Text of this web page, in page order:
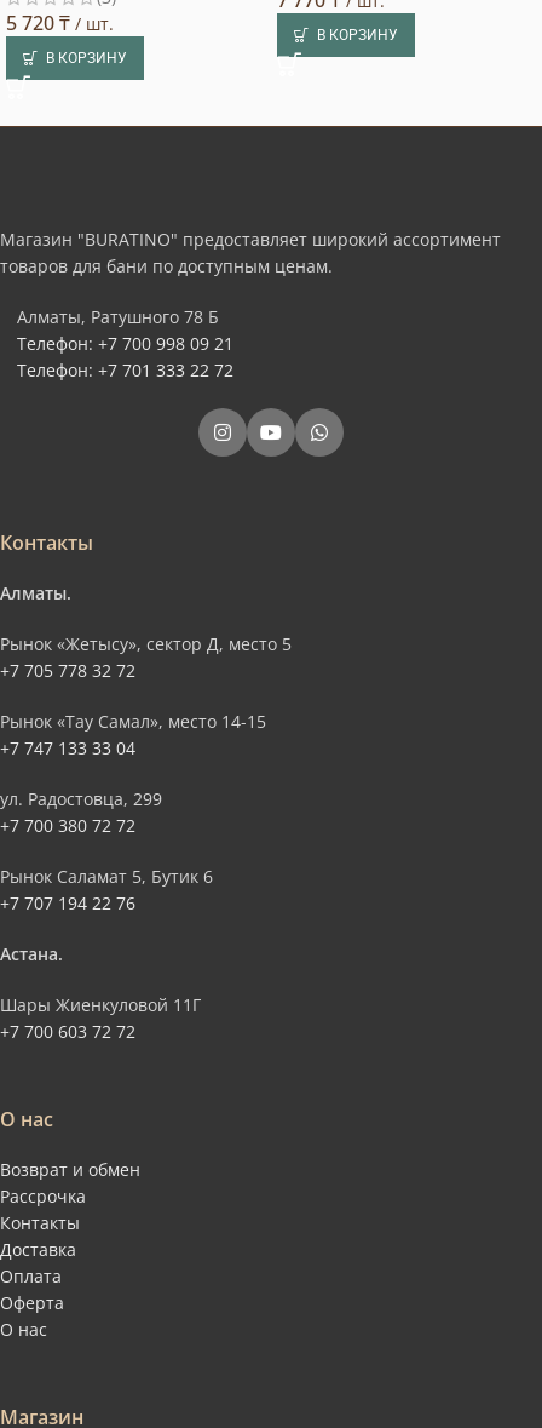
5 720₸ / шт.
В КОРЗИНУ
В КОРЗИНУ
Магазин "BURATINO" предоставляет широкий ассортимент
товаров для бани по доступным ценам.
Алматы, Ратушного 78 Б
Телефон: +7 700 998 09 21
Телефон: +7 701 333 22 72
Контакты
Алматы.
Рынок «Жетысу», сектор Д, место 5
+7 705 778 32 72
Рынок «Тау Самал», место 14-15
+7 747 133 33 04
ул. Радостовца, 299
+7 700 380 72 72
Рынок Саламат 5, Бутик 6
+7 707 194 22 76
Астана.
Шары Жиенкуловой 11Г
+7 700 603 72 72
О нас
Возврат и обмен
Рассрочка
Контакты
Доставка
Оплата
Оферта
О нас
Магазин